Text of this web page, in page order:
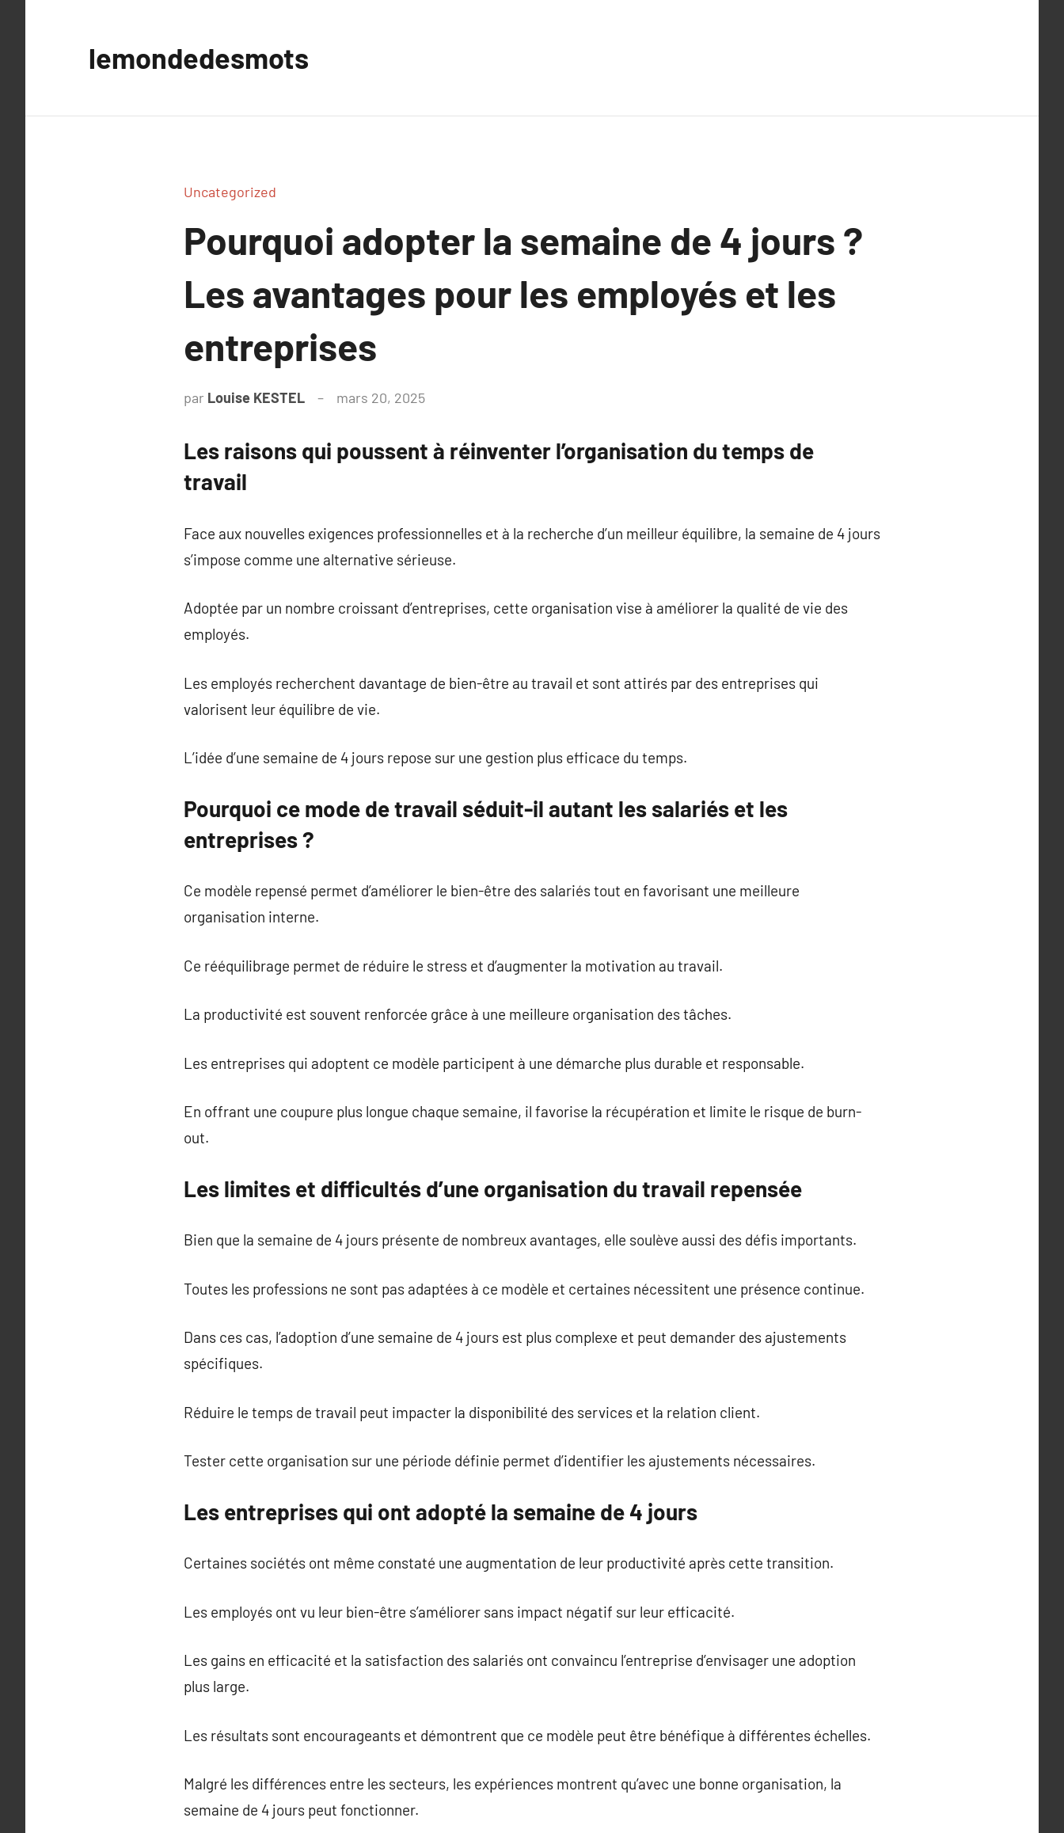
lemondedesmots
Uncategorized
Pourquoi adopter la semaine de 4 jours ?
Les avantages pour les employés et les
entreprises
par Louise KESTEL mars 20, 2025
Les raisons qui poussent à réinventer l’organisation du temps de
travail
Face aux nouvelles exigences professionnelles et à la recherche d’un meilleur équilibre, la semaine de 4 jours
s’impose comme une alternative sérieuse.
Adoptée par un nombre croissant d’entreprises, cette organisation vise à améliorer la qualité de vie des
employés.
Les employés recherchent davantage de bien-être au travail et sont attirés par des entreprises qui
valorisent leur équilibre de vie.
L’idée d’une semaine de 4 jours repose sur une gestion plus efficace du temps.
Pourquoi ce mode de travail séduit-il autant les salariés et les
entreprises ?
Ce modèle repensé permet d’améliorer le bien-être des salariés tout en favorisant une meilleure
organisation interne.
Ce rééquilibrage permet de réduire le stress et d’augmenter la motivation au travail.
La productivité est souvent renforcée grâce à une meilleure organisation des tâches.
Les entreprises qui adoptent ce modèle participent à une démarche plus durable et responsable.
En offrant une coupure plus longue chaque semaine, il favorise la récupération et limite le risque de burn-
out.
Les limites et difficultés d’une organisation du travail repensée
Bien que la semaine de 4 jours présente de nombreux avantages, elle soulève aussi des défis importants.
Toutes les professions ne sont pas adaptées à ce modèle et certaines nécessitent une présence continue.
Dans ces cas, l’adoption d’une semaine de 4 jours est plus complexe et peut demander des ajustements
spécifiques.
Réduire le temps de travail peut impacter la disponibilité des services et la relation client.
Tester cette organisation sur une période définie permet d’identifier les ajustements nécessaires.
Les entreprises qui ont adopté la semaine de 4 jours
Certaines sociétés ont même constaté une augmentation de leur productivité après cette transition.
Les employés ont vu leur bien-être s’améliorer sans impact négatif sur leur efficacité.
Les gains en efficacité et la satisfaction des salariés ont convaincu l’entreprise d’envisager une adoption
plus large.
Les résultats sont encourageants et démontrent que ce modèle peut être bénéfique à différentes échelles.
Malgré les différences entre les secteurs, les expériences montrent qu’avec une bonne organisation, la
semaine de 4 jours peut fonctionner.